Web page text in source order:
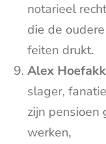
notarieel
die de
feiten drukt.
Alex
slager,
zijn pensioen
werken,